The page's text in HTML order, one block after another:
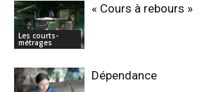
Les courts-
métrages
« Cours à rebours »
Dépendance